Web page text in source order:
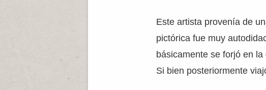
Este artista provenía de
pictórica fue muy
básicamente se forjó en
Si bien posteriormente